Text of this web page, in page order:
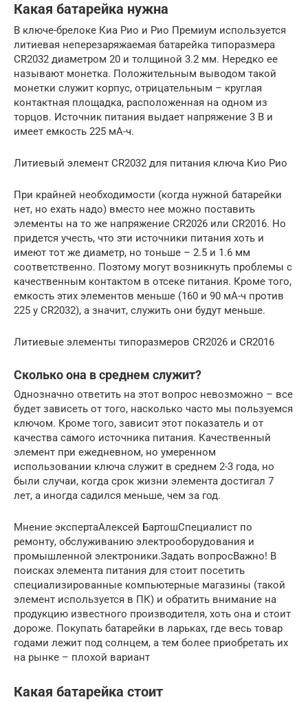
Какая батарейка нужна
В ключе-брелоке Киа Рио и Рио Премиум используется
литиевая неперезаряжаемая батарейка типоразмера
CR2032 диаметром 20 и толщиной 3.2 мм. Нередко ее
называют монетка. Положительным выводом такой
монетки служит корпус, отрицательным – круглая
контактная площадка, расположенная на одном из
торцов. Источник питания выдает напряжение 3 В и
имеет емкость 225 мА-ч.
Литиевый элемент CR2032 для питания ключа Кио Рио
При крайней необходимости (когда нужной батарейки
нет, но ехать надо) вместо нее можно поставить
элементы на то же напряжение CR2026 или CR2016. Но
придется учесть, что эти источники питания хоть и
имеют тот же диаметр, но тоньше – 2.5 и 1.6 мм
соответственно. Поэтому могут возникнуть проблемы с
качественным контактом в отсеке питания. Кроме того,
емкость этих элементов меньше (160 и 90 мА-ч против
225 у CR2032), а значит, служить они будут меньше.
Литиевые элементы типоразмеров CR2026 и CR2016
Сколько она в среднем служит?
Однозначно ответить на этот вопрос невозможно – все
будет зависеть от того, насколько часто мы пользуемся
ключом. Кроме того, зависит этот показатель и от
качества самого источника питания. Качественный
элемент при ежедневном, но умеренном
использовании ключа служит в среднем 2-3 года, но
были случаи, когда срок жизни элемента достигал 7
лет, а иногда садился меньше, чем за год.
Мнение экспертаАлексей БартошСпециалист по
ремонту, обслуживанию электрооборудования и
промышленной электроники.Задать вопросВажно! В
поисках элемента питания для стоит посетить
специализированные компьютерные магазины (такой
элемент используется в ПК) и обратить внимание на
продукцию известного производителя, хоть она и стоит
дороже. Покупать батарейки в ларьках, где весь товар
годами лежит под солнцем, а тем более приобретать их
на рынке – плохой вариант
Какая батарейка стоит